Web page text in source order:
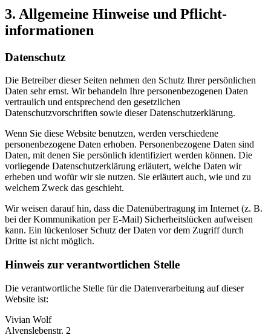
3. Allgemeine Hinweise und Pflicht­
informationen
Datenschutz
Die Betreiber dieser Seiten nehmen den Schutz Ihrer persönlichen
Daten sehr ernst. Wir behandeln Ihre personenbezogenen Daten
vertraulich und entsprechend den gesetzlichen
Datenschutzvorschriften sowie dieser Datenschutzerklärung.
Wenn Sie diese Website benutzen, werden verschiedene
personenbezogene Daten erhoben. Personenbezogene Daten sind
Daten, mit denen Sie persönlich identifiziert werden können. Die
vorliegende Datenschutzerklärung erläutert, welche Daten wir
erheben und wofür wir sie nutzen. Sie erläutert auch, wie und zu
welchem Zweck das geschieht.
Wir weisen darauf hin, dass die Datenübertragung im Internet (z. B.
bei der Kommunikation per E-Mail) Sicherheitslücken aufweisen
kann. Ein lückenloser Schutz der Daten vor dem Zugriff durch
Dritte ist nicht möglich.
Hinweis zur verantwortlichen Stelle
Die verantwortliche Stelle für die Datenverarbeitung auf dieser
Website ist:
Vivian Wolf
Alvenslebenstr. 2